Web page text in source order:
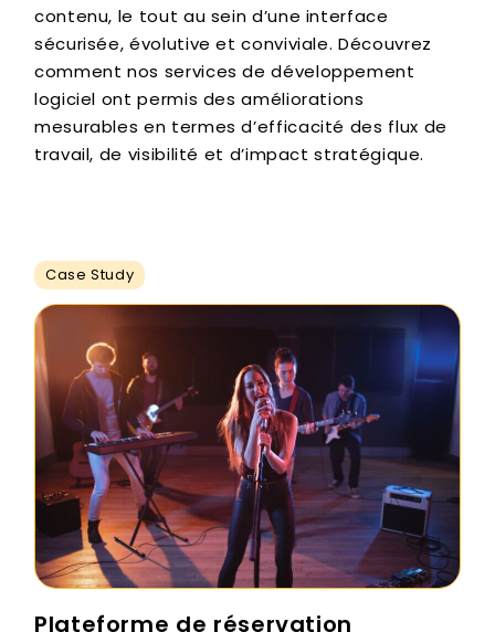
contenu, le tout au sein d’une interface
sécurisée, évolutive et conviviale. Découvrez
comment nos services de développement
logiciel ont permis des améliorations
mesurables en termes d’efficacité des flux de
travail, de visibilité et d’impact stratégique.
Case Study
Plateforme de réservation